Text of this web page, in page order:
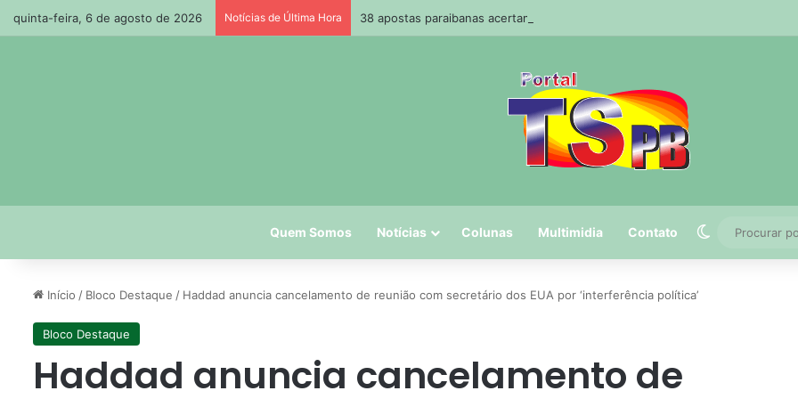
quinta-feira, 6 de agosto de 2026 Notícias de Última Hora 38 apostas paraibanas acertam a quadra da Mega-Sena
Quem Somos Notícias Colunas Multimidia Contato Switch skin
Início / Bloco Destaque / Haddad anuncia cancelamento de reunião com secretário dos EUA por ‘interferência política’
Bloco Destaque
Haddad anuncia cancelamento de